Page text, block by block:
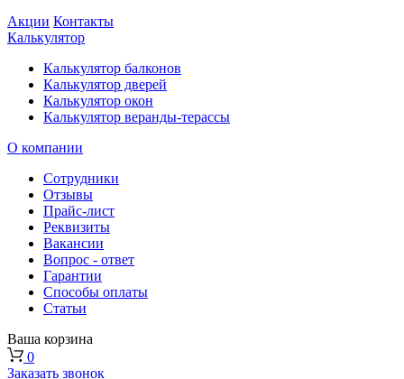
Акции Контакты
Калькулятор
Калькулятор балконов
Калькулятор дверей
Калькулятор окон
Калькулятор веранды-терассы
О компании
Сотрудники
Отзывы
Прайс-лист
Реквизиты
Вакансии
Вопрос - ответ
Гарантии
Способы оплаты
Статьи
Ваша корзина
0
Заказать звонок